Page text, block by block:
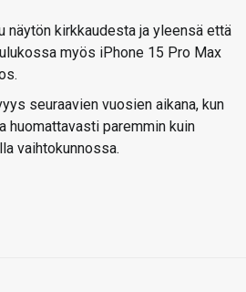
näytön kirkkaudesta ja yleensä että
myös iPhone 15 Pro Max
seuraavien vuosien aikana, kun
huomattavasti paremmin kuin
vaihtokunnossa.